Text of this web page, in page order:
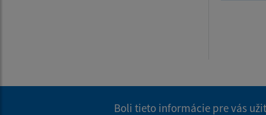
Boli tieto informácie pre vás